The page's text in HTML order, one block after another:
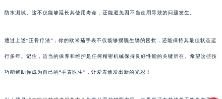
防水测试。这不仅能够延长其使用寿命，还能避免因不当使用导致的问题发生。
通过上述“正骨疗法”，你的欧米茄手表不仅能够摆脱生锈的困扰，还能保持其最佳状态运
行多年。记住，适当的保养和维护是任何精密机械保持良好性能的关键所在。希望这些技
巧能帮助你成为自己的“手表医生”，让爱表焕发出新的光彩！